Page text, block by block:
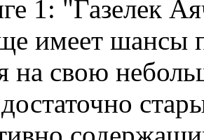
1: "Газелек
имеет шансы
на свою
достаточно